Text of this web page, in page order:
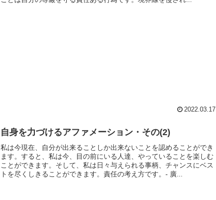
2022.03.17
自身を力づけるアファメーション・その(2)
私は今現在、自分が出来ることしか出来ないことを認めることができ
ます。すると、私は今、目の前にいる人達、やっていることを楽しむ
ことができます。そして、私は日々与えられる事柄、チャンスにベス
トを尽くしきることができます。責任の考え方です。- 廣...